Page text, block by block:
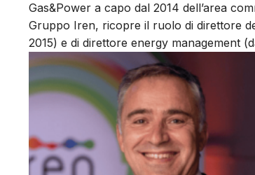
Gas&Power a capo dal 2014 dell’area
Gruppo Iren, ricopre il ruolo di direttore
2015) e di direttore energy management